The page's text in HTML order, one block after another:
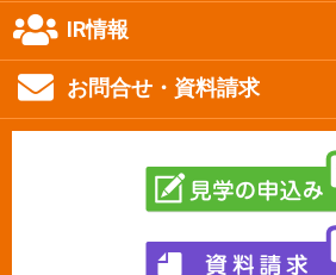
IR情報
お問合せ・資料請求